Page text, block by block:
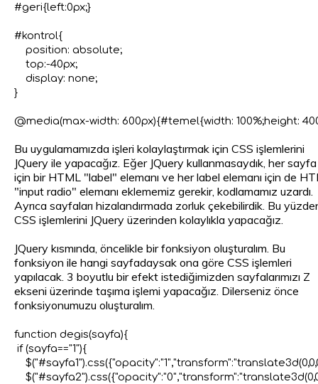
#geri{left:0px;}
#kontrol{
    position: absolute;
    top:-40px;
    display: none;
}
Bu uygulamamızda işleri kolaylaştırmak için CSS işlemlerini
JQuery ile yapacağız. Eğer JQuery kullanmasaydık, her sayfa
için bir HTML "label" elemanı ve her label elemanı için de
"input radio" elemanı eklememiz gerekir, kodlamamız uzardı.
Ayrıca sayfaları hizalandırmada zorluk çekebilirdik. Bu
CSS işlemlerini JQuery üzerinden kolaylıkla yapacağız.
JQuery kısmında, öncelikle bir fonksiyon oluşturalım. Bu
fonksiyon ile hangi sayfadaysak ona göre CSS işlemleri
yapılacak. 3 boyutlu bir efekt istediğimizden sayfalarımızı Z
ekseni üzerinde taşıma işlemi yapacağız. Dilerseniz önce
fonksiyonumuzu oluşturalım.
function degis(sayfa){
if (sayfa=="1"){